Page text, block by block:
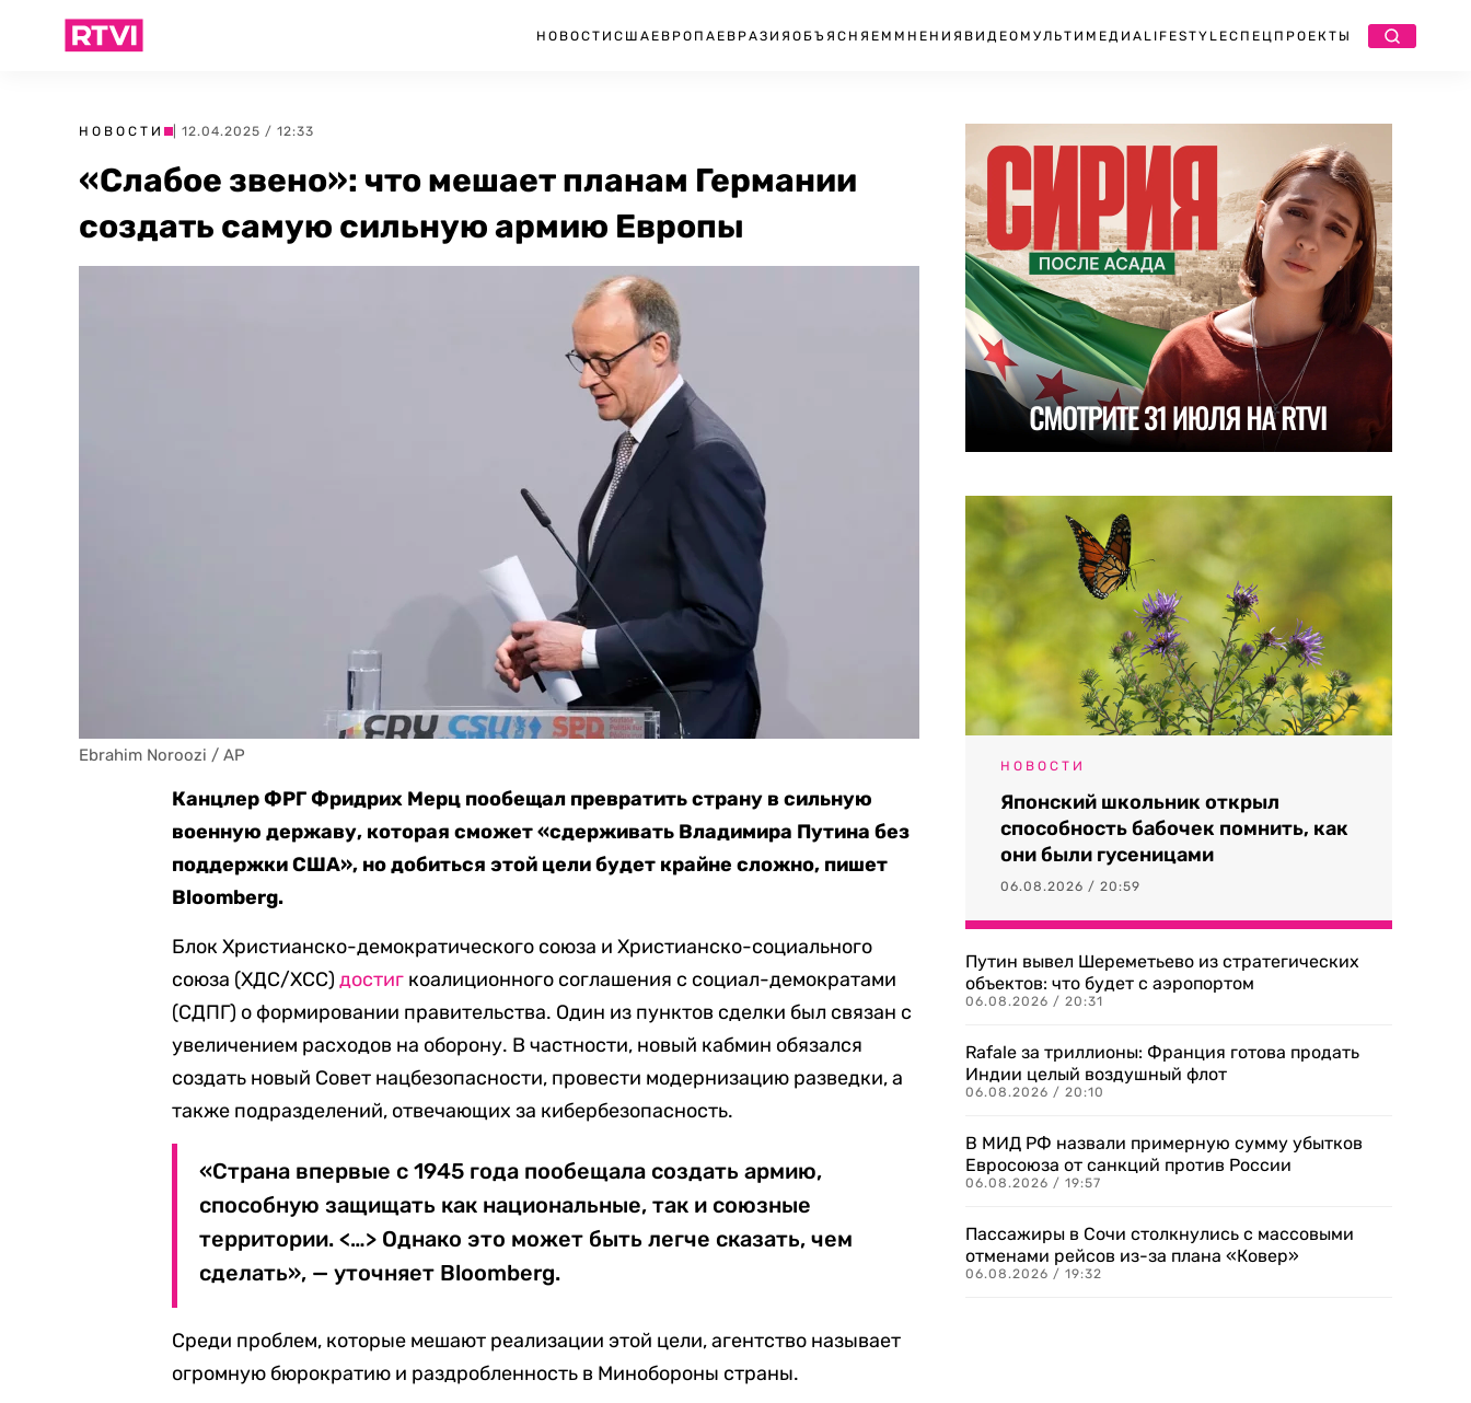
НОВОСТИ США ЕВРОПА ЕВРАЗИЯ ОБЪЯСНЯЕМ МНЕНИЯ ВИДЕО МУЛЬТИМЕДИА LIFESTYLEСПЕЦПРОЕКТЫ
НОВОСТИ | 12.04.2025 / 12:33
«Слабое звено»: что мешает планам Германии
создать самую сильную армию Европы
Ebrahim Noroozi / AP
Канцлер ФРГ Фридрих Мерц пообещал превратить страну в сильную
военную державу, которая сможет «сдерживать Владимира Путина без
поддержки США», но добиться этой цели будет крайне сложно, пишет
Bloomberg.
Блок Христианско-демократического союза и Христианско-социального
союза (ХДС/ХСС)достиг коалиционного соглашения с социал-демократами
(СДПГ) о формировании правительства. Один из пунктов сделки был связан с
увеличением расходов на оборону. В частности, новый кабмин обязался
создать новый Совет нацбезопасности, провести модернизацию разведки, а
также подразделений, отвечающих за кибербезопасность.
«Страна впервые с 1945 года пообещала создать армию,
способную защищать как национальные, так и союзные
территории. <…> Однако это может быть легче сказать, чем
сделать», — уточняет Bloomberg.
Среди проблем, которые мешают реализации этой цели, агентство называет
огромную бюрократию и раздробленность в Минобороны страны.
НОВОСТИ
Японский школьник открыл
способность бабочек помнить, как
они были гусеницами
06.08.2026 / 20:59
Путин вывел Шереметьево из стратегических
объектов: что будет с аэропортом
06.08.2026 / 20:31
Rafale за триллионы: Франция готова продать
Индии целый воздушный флот
06.08.2026 / 20:10
В МИД РФ назвали примерную сумму убытков
Евросоюза от санкций против России
06.08.2026 / 19:57
Пассажиры в Сочи столкнулись с массовыми
отменами рейсов из-за плана «Ковер»
06.08.2026 / 19:32